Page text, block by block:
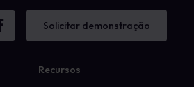
Solicitar demonstração
Recursos